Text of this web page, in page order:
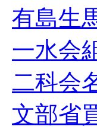
有島生
一水
二科会
文部省